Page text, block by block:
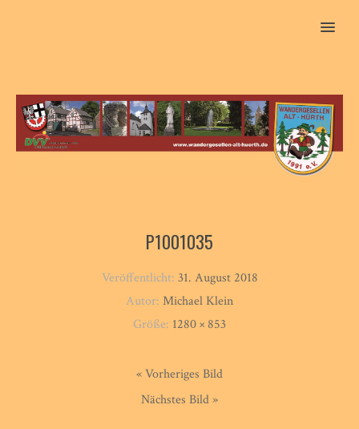
MENU
P1001035
Veröffentlicht: 31. August 2018
Autor: Michael Klein
Größe: 1280 × 853
« Vorheriges Bild
Nächstes Bild »